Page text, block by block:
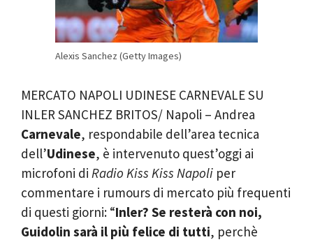
Alexis Sanchez (Getty Images)
MERCATO NAPOLI UDINESE CARNEVALE SU
INLER SANCHEZ BRITOS/ Napoli – Andrea
Carnevale, respondabile dell’area tecnica
dell’Udinese, è intervenuto quest’oggi ai
microfoni di Radio Kiss Kiss Napoli per
commentare i rumours di mercato più frequenti
di questi giorni: “Inler? Se resterà con noi,
Guidolin sarà il più felice di tutti, perchè